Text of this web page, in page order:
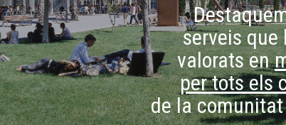
serveis que
valorats en
per tots els
de la